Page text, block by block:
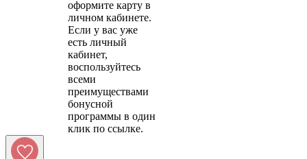
оформите карту в
личном кабинете.
Если у вас уже
есть личный
кабинет,
воспользуйтесь
всеми
преимуществами
бонусной
программы в один